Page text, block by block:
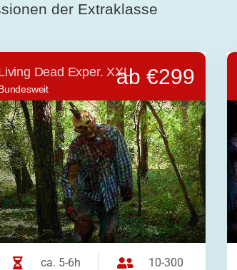
der Extraklasse
Dead Exper. XXLab €299
ca. 5-6h
10-300